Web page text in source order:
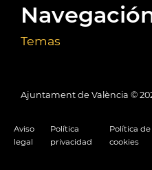
Temas
Ajuntament de València ©
Aviso
legal
Política
privacidad
Política de
cookies